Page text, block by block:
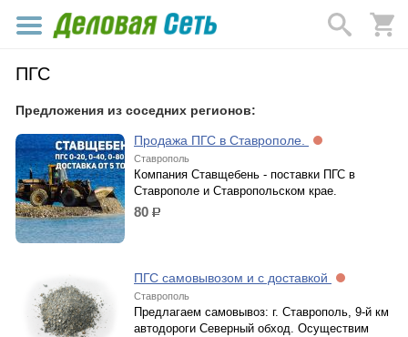
ПГС
Предложения из соседних регионов:
Продажа ПГС в Ставрополе.
Ставрополь
Компания Ставщебень - поставки ПГС в
Ставрополе и Ставропольском крае.
80 р.
ПГС самовывозом и с доставкой
Ставрополь
Предлагаем самовывоз: г. Ставрополь, 9-й км
автодороги Северный обход. Осуществим